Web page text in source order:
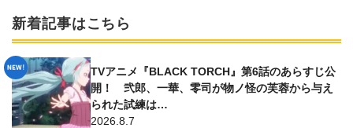
新着記事はこちら
TVアニメ『BLACK TORCH』第6話のあらすじ公
開！ 弐郎、一華、零司が物ノ怪の芙蓉から与え
られた試練は…
2026.8.7